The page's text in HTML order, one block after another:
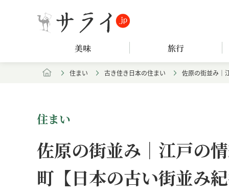
美味 旅行
住まい 古き佳き日本の住まい 佐原の街並み｜
住まい
佐原の街並み｜江戸の
町【日本の古い街並み